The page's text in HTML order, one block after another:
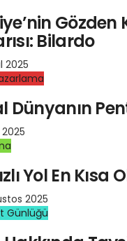
Gözden
Bilardo
2025
Dünyanın
Yol En Kısa
2025
Günlüğü